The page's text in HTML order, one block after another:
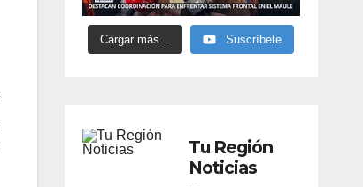
Cargar más... Suscríbete
Tu Región
Noticias